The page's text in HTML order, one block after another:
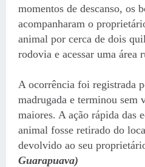
momentos de descanso, os
acompanharam o
animal por cerca de dois
rodovia e acessar uma área
A ocorrência foi registrada
madrugada e terminou sem
maiores. A ação rápida das
animal fosse retirado do
devolvido ao seu
Guarapuava)